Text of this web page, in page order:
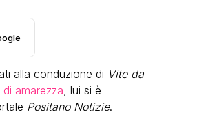
alla conduzione di Vite da
amarezza , lui si è
Positano Notizie.